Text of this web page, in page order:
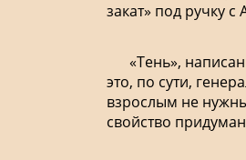
закат» под ручку с
«Тень»,
это, по сути,
взрослым не
свойство